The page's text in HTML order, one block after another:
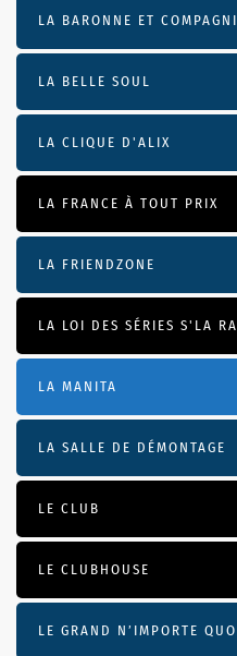
LA BARONNE ET
LA BELLE SOUL
LA CLIQUE D'ALIX
LA FRANCE À TOUT PRIX
LA FRIENDZONE
LA LOI DES SÉRIES S'LA
LA MANITA
LA SALLE DE DÉMONTAGE
LE CLUB
LE CLUBHOUSE
LE GRAND N’IMPORTE